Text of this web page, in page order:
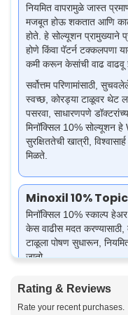
नियमित वापरामुळे जास्त
मजबूत होऊ शकतात आणि
होते. हे सोल्यूशन प्रामुख्याने
होणे किंवा पॅटर्न टक्कलपणा
कमी करून केसांची वाढ वाढवू
सर्वोत्तम परिणामांसाठी,
स्वच्छ, कोरड्या टाळूवर थेट
पसरवा, साधारणपणे
मिनॉक्सिल 10% सोल्यूशन
सुरक्षिततेची खात्री,
मिळते.
Minoxil 10%
मिनॉक्सिल 10% स्काल्प हेअर
केस वाढीस मदत
टाळूला पोषण सुधारून,
जातो.
भागात नवीन केस वाढीस
पॅटर्न हेअर लॉस नियंत्रित करते:
Rating & Reviews
Rate your recent purchases.